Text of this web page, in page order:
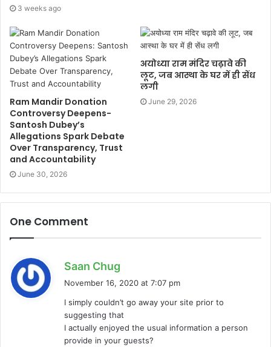
3 weeks ago
Ram Mandir Donation
Controversy Deepens-
Santosh Dubey’s
Allegations Spark Debate
Over Transparency, Trust
and Accountability
June 30, 2026
अयोध्या राम मंदिर चढ़ावे की
लूट, जब आस्था के घर में ही सेंध
लगी
June 29, 2026
One Comment
Saan Chug
s
:
November 16, 2020 at 7:07 pm
I simply couldn’t go away your site prior to
suggesting that
I actually enjoyed the usual information a person
provide in your guests?